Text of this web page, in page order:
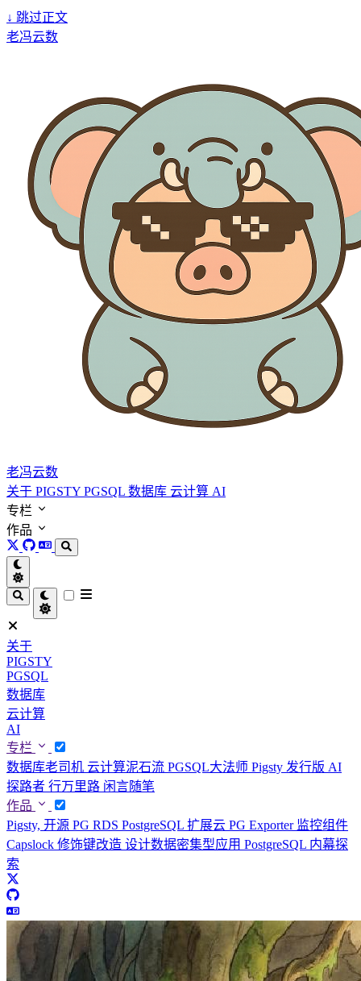
↓ 跳过正文
老冯云数
老冯云数
关于 PIGSTY PGSQL 数据库 云计算 AI
专栏
作品
关于
PIGSTY
PGSQL
数据库
云计算
AI
专栏
数据库老司机 云计算泥石流 PGSQL大法师 Pigsty 发行版 AI
探路者 行万里路 闲言随笔
作品
Pigsty, 开源 PG RDS PostgreSQL 扩展云 PG Exporter 监控组件
Capslock 修饰键改造 设计数据密集型应用 PostgreSQL 内幕探
索